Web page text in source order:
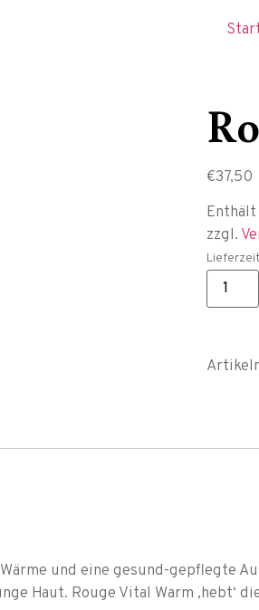
€37,50
Enthält
zzgl.
und eine gesund-gepflegte
Haut. Rouge Vital Warm ‚hebt‘